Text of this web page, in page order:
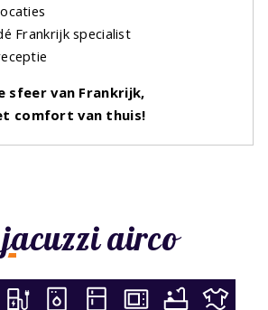
airco
Frankrijk specialist
sfeer van Frankrijk,
comfort van thuis!